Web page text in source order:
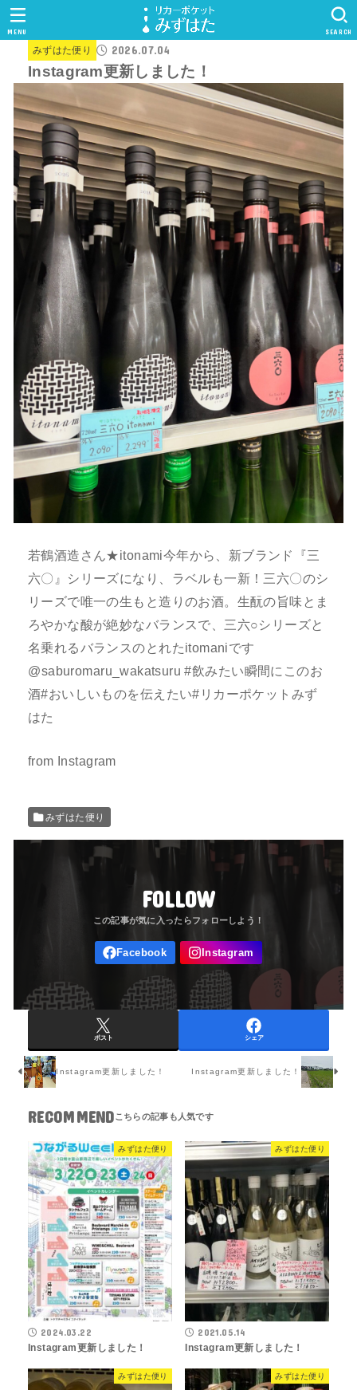
SEARCH
MENU
みずはた便り 2026.07.04
Instagram更新しました！
若鶴酒造さん★itonami今年から、新ブランド『三
六〇』シリーズになり、ラベルも一新！三六〇のシ
リーズで唯一の生もと造りのお酒。生酛の旨味とま
ろやかな酸が絶妙なバランスで、三六○シリーズと
名乗れるバランスのとれたitomaniです
⁡@saburomaru_wakatsuru #飲みたい瞬間にこのお
酒#おいしいものを伝えたい#リカーポケットみず
はた
from Instagram
みずはた便り
FOLLOW
ポスト シェア
Instagram更新しました！ Instagram更新しました！
RECOMMEND
みずはた便り
2024.03.22
Instagram更新しました！
みずはた便り
2021.05.14
Instagram更新しました！
みずはた便り みずはた便り